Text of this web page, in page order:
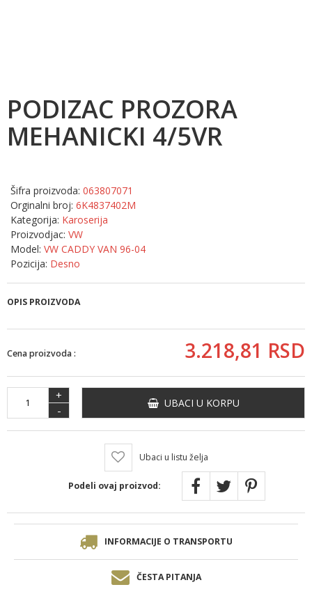
PODIZAC PROZORA
MEHANICKI 4/5VR
Šifra proizvoda: 063807071
Orginalni broj: 6K4837402M
Kategorija: Karoserija
Proizvodjac: VW
Model: VW CADDY VAN 96-04
Pozicija: Desno
OPIS PROIZVODA
Cena proizvoda : 3.218,81 RSD
+
-
UBACI U KORPU
Ubaci u listu želja
Podeli ovaj proizvod:
INFORMACIJE O TRANSPORTU
ČESTA PITANJA